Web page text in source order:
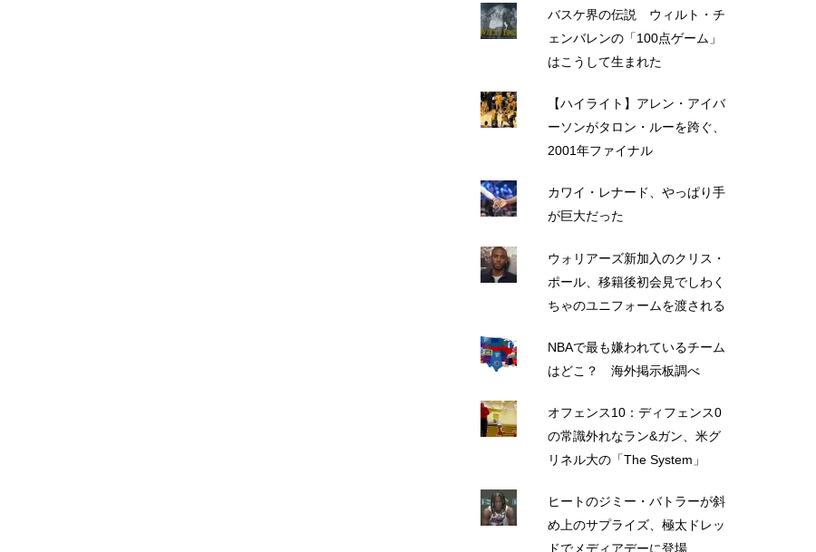
バスケ界の伝説 ウィルト・チ
ェンバレンの「100点ゲーム」
はこうして生まれた
【ハイライト】アレン・アイバ
ーソンがタロン・ルーを跨ぐ、
2001年ファイナル
カワイ・レナード、やっぱり手
が巨大だった
ウォリアーズ新加入のクリス・
ポール、移籍後初会見でしわく
ちゃのユニフォームを渡される
NBAで最も嫌われているチーム
はどこ？ 海外掲示板調べ
オフェンス10：ディフェンス0
の常識外れなラン&ガン、米グ
リネル大の「The System」
ヒートのジミー・バトラーが斜
め上のサプライズ、極太ドレッ
ドでメディアデーに登場